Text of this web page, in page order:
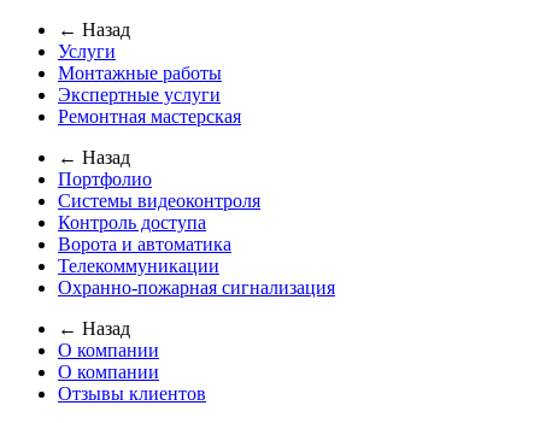
← Назад
Услуги
Монтажные работы
Экспертные услуги
Ремонтная мастерская
← Назад
Портфолио
Системы видеоконтроля
Контроль доступа
Ворота и автоматика
Телекоммуникации
Охранно-пожарная сигнализация
← Назад
О компании
О компании
Отзывы клиентов